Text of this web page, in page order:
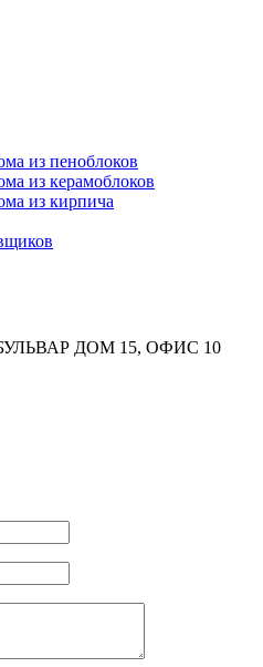
из пеноблоков
из керамоблоков
из кирпича
ДОМ 15, ОФИС 10